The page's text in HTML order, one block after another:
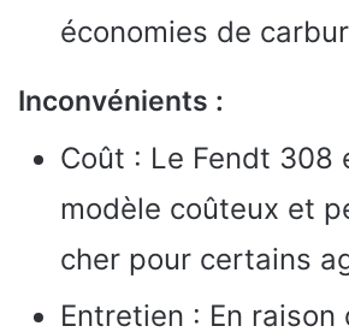
économies de
Inconvénients :
Coût : Le Fendt 308
modèle coûteux et
cher pour certains
Entretien : En raison